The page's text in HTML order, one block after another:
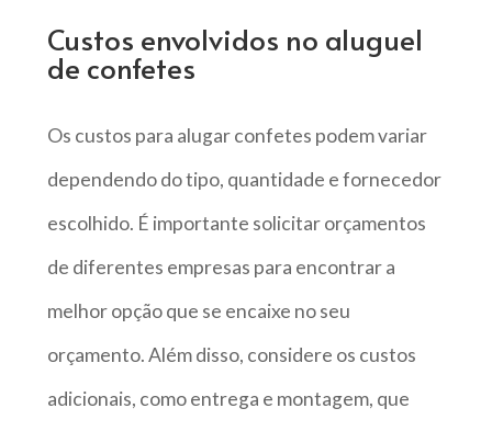
Custos envolvidos no aluguel
de confetes
Os custos para alugar confetes podem variar
dependendo do tipo, quantidade e fornecedor
escolhido. É importante solicitar orçamentos
de diferentes empresas para encontrar a
melhor opção que se encaixe no seu
orçamento. Além disso, considere os custos
adicionais, como entrega e montagem, que